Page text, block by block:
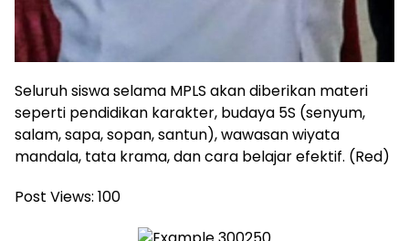
Seluruh siswa selama MPLS akan diberikan materi
seperti pendidikan karakter, budaya 5S (senyum,
salam, sapa, sopan, santun), wawasan wiyata
mandala, tata krama, dan cara belajar efektif. (Red)
Post Views: 100